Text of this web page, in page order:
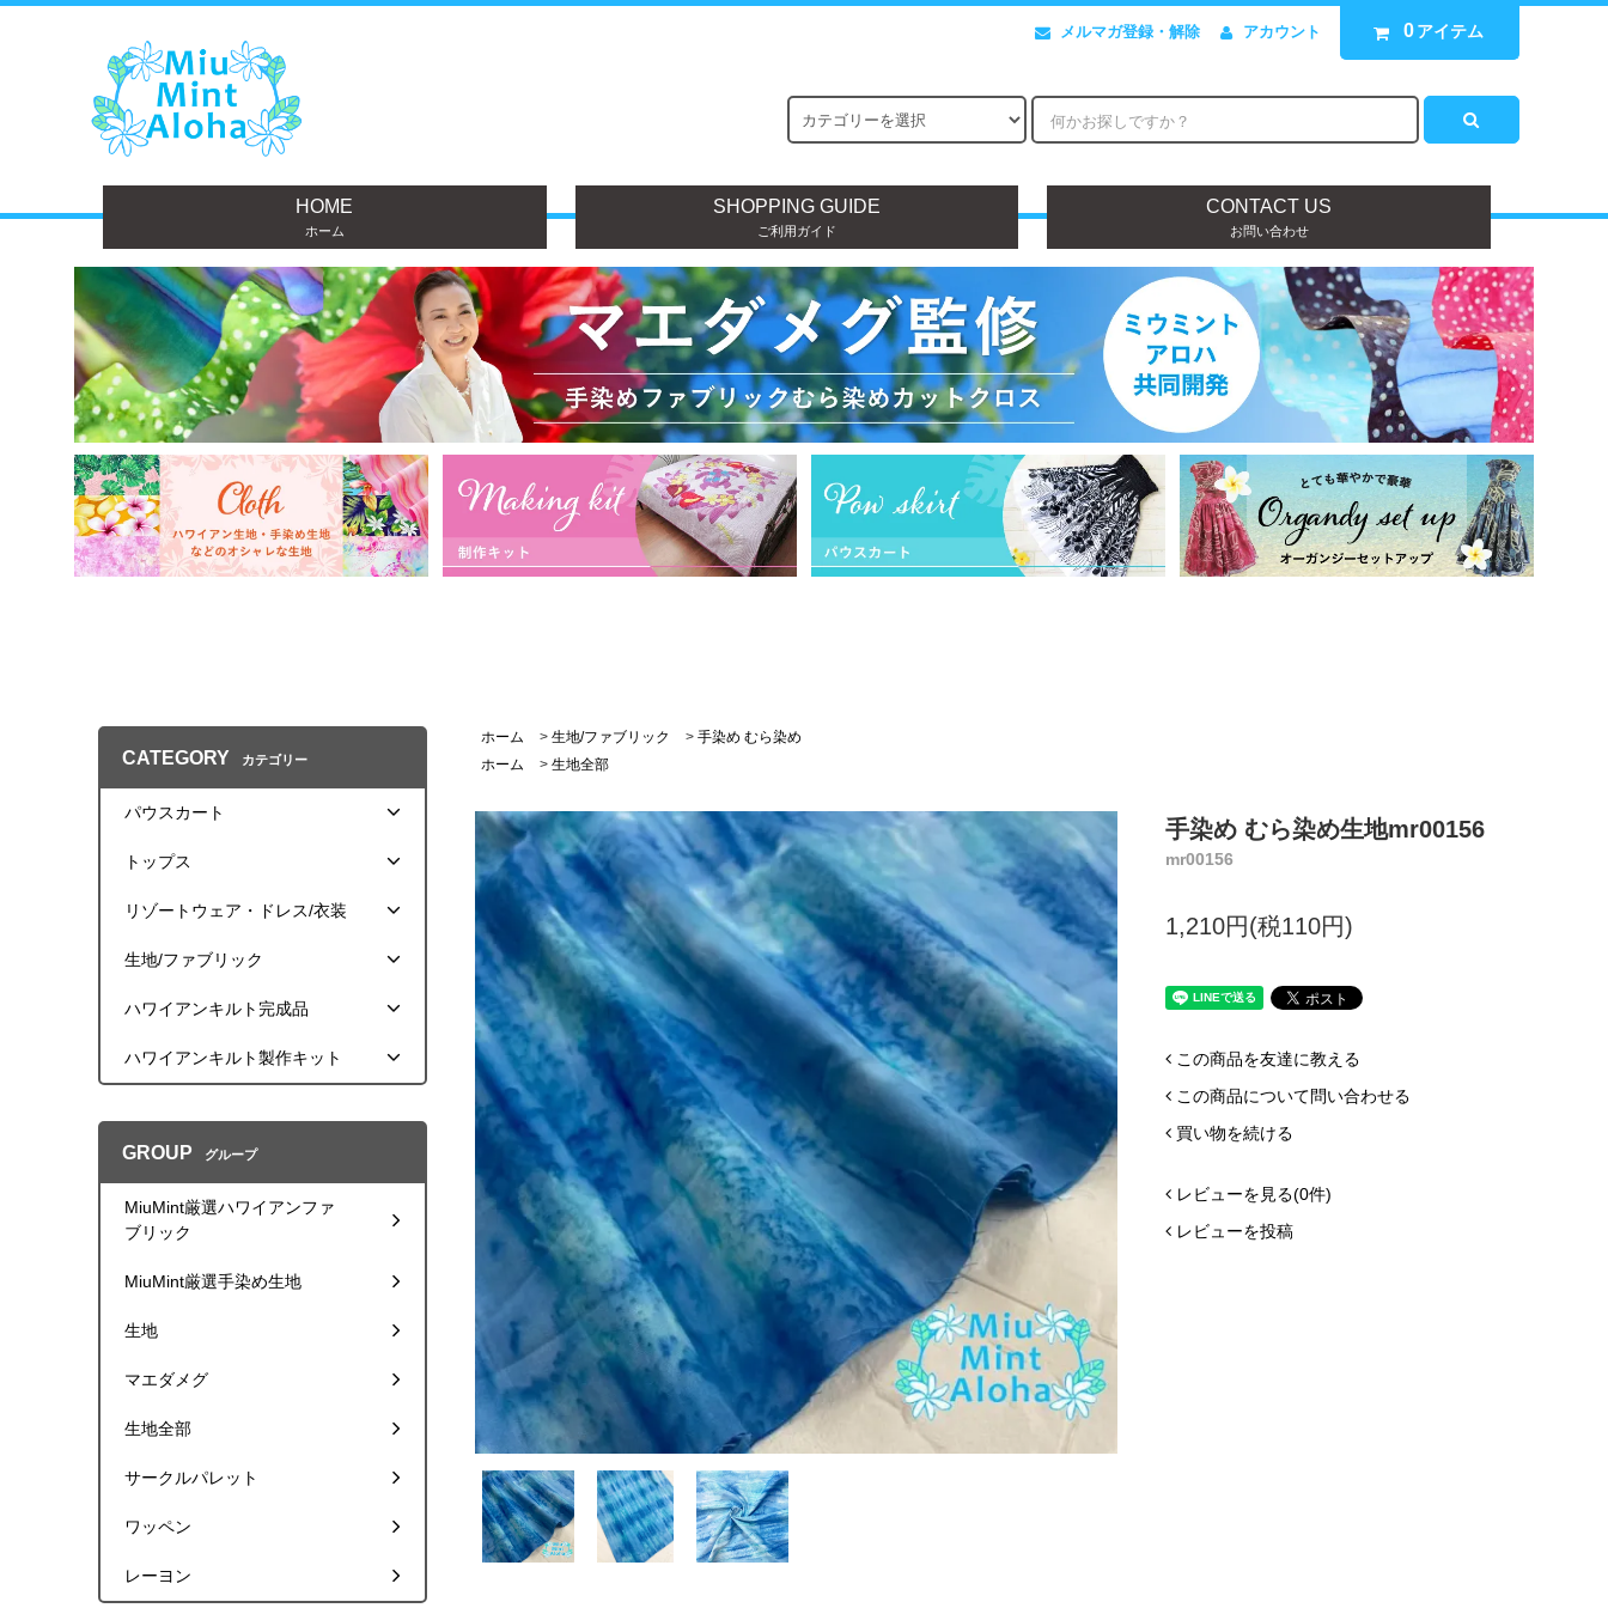
メルマガ登録・解除 アカウント 0 アイテム
HOME
ホーム
SHOPPING GUIDE
ご利用ガイド
CONTACT US
お問い合わせ
ホーム > 生地/ファブリック > 手染め むら染め
ホーム
> 生地全部
手染め むら染め生地mr00156
mr00156
1,210円(税110円)
この商品を友達に教える
この商品について問い合わせる
買い物を続ける
レビューを見る(0件)
レビューを投稿
CATEGORY カテゴリー
パウスカート
トップス
リゾートウェア・ドレス/衣装
生地/ファブリック
ハワイアンキルト完成品
ハワイアンキルト製作キット
GROUP グループ
MiuMint厳選ハワイアンファ
ブリック
MiuMint厳選手染め生地
生地
マエダメグ
生地全部
サークルパレット
ワッペン
レーヨン